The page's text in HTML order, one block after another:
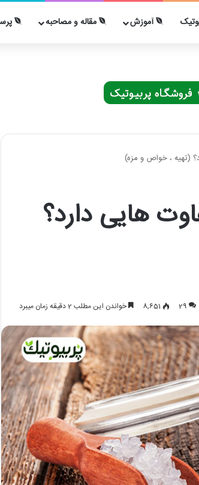
آموزش مقاله و مصاحبه
(تهیه ، خواص و مزه)
هایی دارد؟
29
8,651 خواندن این مطلب 2 دقیقه زمان میبرد